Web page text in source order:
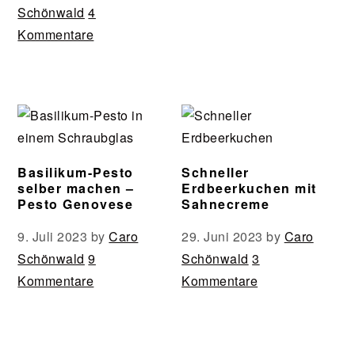
Schönwald 4
Kommentare
Basilikum-Pesto
selber machen –
Pesto Genovese
9. Juli 2023 byCaro
Schönwald 9
Kommentare
Schneller
Erdbeerkuchen mit
Sahnecreme
29. Juni 2023 by Caro
Schönwald 3
Kommentare